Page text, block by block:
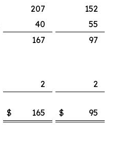
207 152
40
55
167 97
2
2
$ 165 $ 95